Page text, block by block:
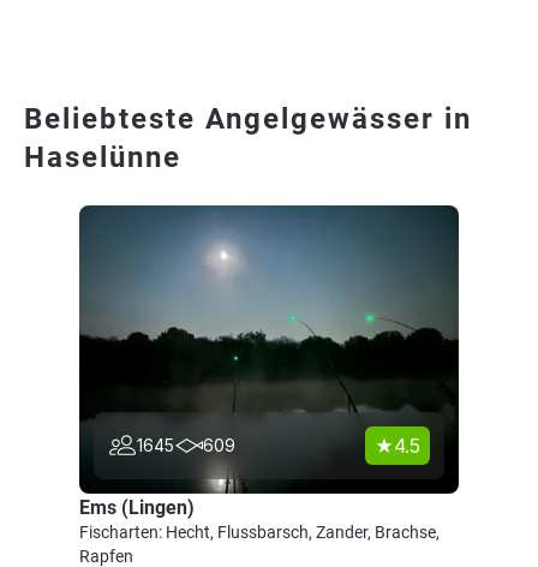
Beliebteste Angelgewässer in
Haselünne
1645 609 4.5
Ems (Lingen)
Fischarten: Hecht, Flussbarsch, Zander, Brachse,
Rapfen